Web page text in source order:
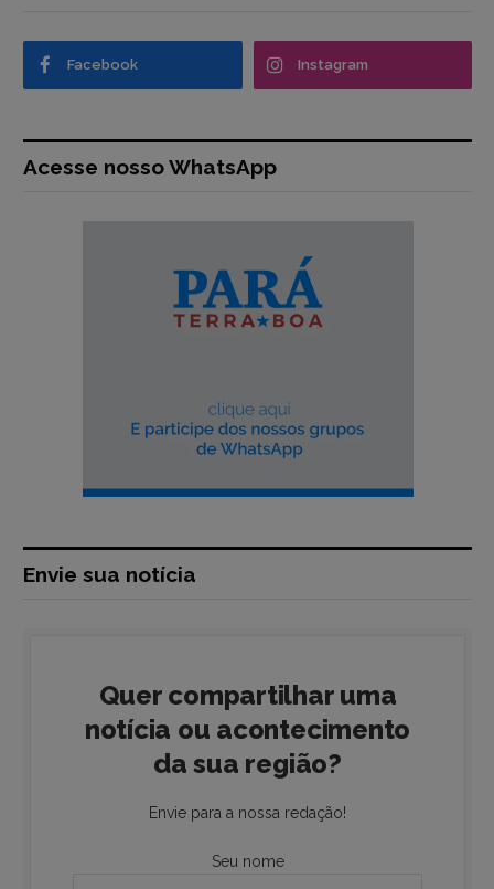
Facebook Instagram
Acesse nosso WhatsApp
Envie sua notícia
Quer compartilhar uma
notícia ou acontecimento
da sua região?
Envie para a nossa redação!
Seu nome